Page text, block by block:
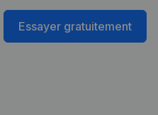
Essayer gratuitement